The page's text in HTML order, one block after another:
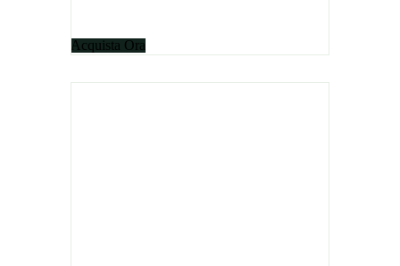
Acquista Ora